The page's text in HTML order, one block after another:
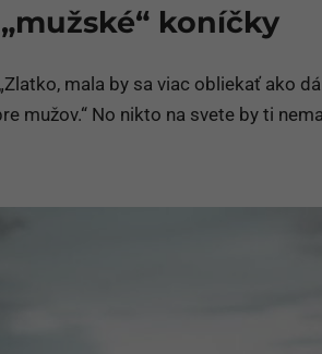
koníčky
mala by sa viac obliekať ako
mužov.“ No nikto na svete by ti